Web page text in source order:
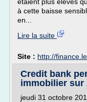
à cette baisse
en...
Lire la suite
Site : http://
Credit bank
immobilier sur
jeudi 31 octobre